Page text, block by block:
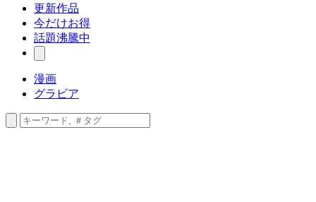
更新作品
今だけお得
話題沸騰中
漫画
グラビア